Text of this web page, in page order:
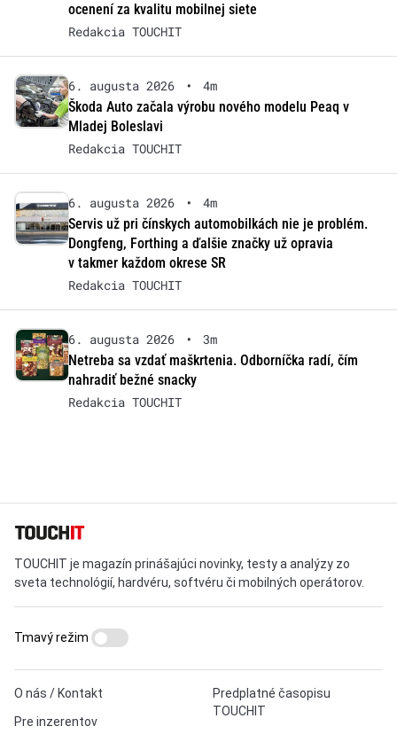
ocenení za kvalitu mobilnej siete
Redakcia TOUCHIT
6. augusta 2026 •
4m
Škoda Auto začala výrobu nového modelu Peaq v
Mladej Boleslavi
Redakcia TOUCHIT
6. augusta 2026 •
4m
Servis už pri čínskych automobilkách nie je problém.
Dongfeng, Forthing a ďalšie značky už opravia
v takmer každom okrese SR
Redakcia TOUCHIT
6. augusta 2026 •
3m
Netreba sa vzdať maškrtenia. Odborníčka radí, čím
nahradiť bežné snacky
Redakcia TOUCHIT
TOUCHIT je magazín prinášajúci novinky, testy a analýzy zo
sveta technológií, hardvéru, softvéru či mobilných operátorov.
O nás / Kontakt
Pre inzerentov
Predplatné časopisu
TOUCHIT
Tmavý režim